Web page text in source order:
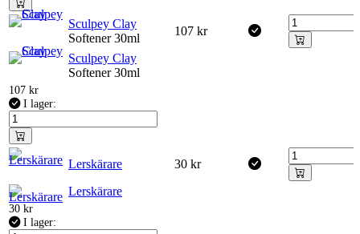
Sculpey Clay
Softener 30ml
107 kr
Sculpey Clay
Softener 30ml
107 kr
I lager:
Lerskärare 30 kr
Lerskärare
30 kr
I lager: